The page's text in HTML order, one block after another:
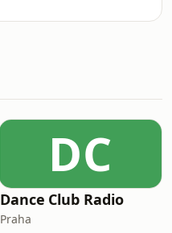
DC
Dance Club Radio
Praha